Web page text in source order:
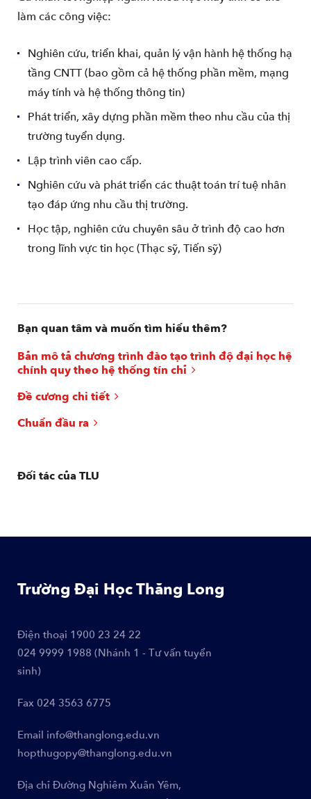
làm các công việc:
Nghiên cứu, triển khai, quản lý vận hành hệ thống hạ
tầng CNTT (bao gồm cả hệ thống phần mềm, mạng
máy tính và hệ thống thông tin)
Phát triển, xây dựng phần mềm theo nhu cầu của thị
trường tuyển dụng.
Lập trình viên cao cấp.
Nghiên cứu và phát triển các thuật toán trí tuệ nhân
tạo đáp ứng nhu cầu thị trường.
Học tập, nghiên cứu chuyên sâu ở trình độ cao hơn
trong lĩnh vực tin học (Thạc sỹ, Tiến sỹ)
Bạn quan tâm và muốn tìm hiểu thêm?
Bản mô tả chương trình đào tạo trình độ đại học hệ
chính quy theo hệ thống tín chỉ
Đề cương chi tiết
Chuẩn đầu ra
Đối tác của TLU
Trường Đại Học Thăng Long
Điện thoại 1900 23 24 22
024 9999 1988 (Nhánh 1 - Tư vấn tuyển
sinh)
Fax 024 3563 6775
Email info@thanglong.edu.vn
hopthugopy@thanglong.edu.vn
Địa chỉ Đường Nghiêm Xuân Yêm,